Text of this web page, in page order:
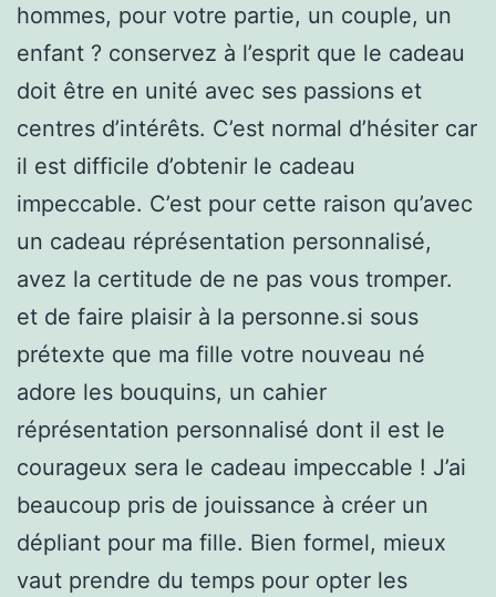
hommes, pour votre partie, un couple, un
enfant ? conservez à l’esprit que le cadeau
doit être en unité avec ses passions et
centres d’intérêts. C’est normal d’hésiter car
il est difficile d’obtenir le cadeau
impeccable. C’est pour cette raison qu’avec
un cadeau réprésentation personnalisé,
avez la certitude de ne pas vous tromper.
et de faire plaisir à la personne.si sous
prétexte que ma fille votre nouveau né
adore les bouquins, un cahier
réprésentation personnalisé dont il est le
courageux sera le cadeau impeccable ! J’ai
beaucoup pris de jouissance à créer un
dépliant pour ma fille. Bien formel, mieux
vaut prendre du temps pour opter les